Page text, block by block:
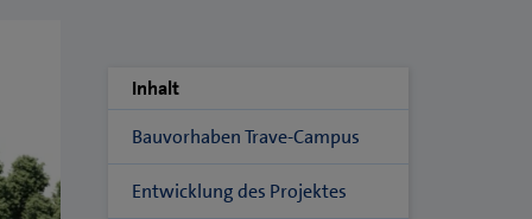
Inhalt
Bauvorhaben Trave-Campus
Entwicklung des Projektes